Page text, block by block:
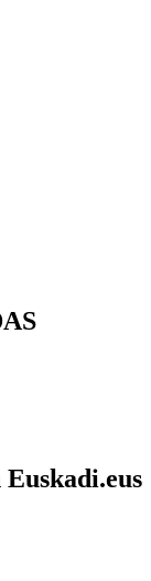
Euskadi.eus